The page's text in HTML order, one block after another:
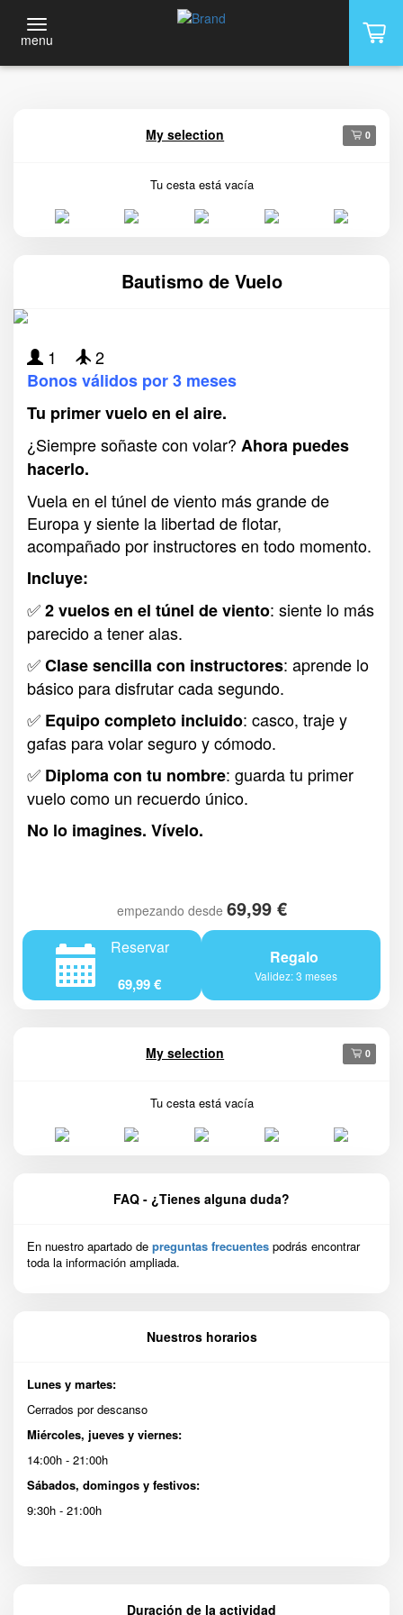
menu
My selection 0
Tu cesta está vacía
Bautismo de Vuelo
1
2
Bonos válidos por 3 meses
Tu primer vuelo en el aire.
¿Siempre soñaste con volar? Ahora puedes
hacerlo.
Vuela en el túnel de viento más grande de
Europa y siente la libertad de flotar,
acompañado por instructores en todo momento.
Incluye:
✅2 vuelos en el túnel de viento: siente lo más
parecido a tener alas.
✅Clase sencilla con instructores: aprende lo
básico para disfrutar cada segundo.
✅ Equipo completo incluido: casco, traje y
gafas para volar seguro y cómodo.
✅ Diploma con tu nombre: guarda tu primer
vuelo como un recuerdo único.
No lo imagines. Vívelo.
empezando desde 69,99 €
Reservar
69,99 €
Regalo
Validez: 3 meses
My selection 0
Tu cesta está vacía
FAQ - ¿Tienes alguna duda?
En nuestro apartado de preguntas frecuentes podrás encontrar
toda la información ampliada.
Nuestros horarios
Lunes y martes:
Cerrados por descanso
Miércoles, jueves y viernes:
14:00h - 21:00h
Sábados, domingos y festivos:
9:30h - 21:00h
Duración de la actividad